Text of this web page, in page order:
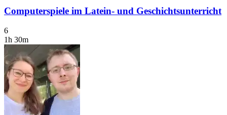
Computerspiele im Latein- und Geschichtsunterricht
6
1h 30m